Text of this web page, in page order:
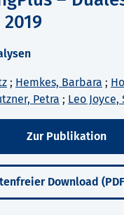
; Hemkes, Barbara ;
Petra ; Leo Joyce,
Zur Publikation
Download